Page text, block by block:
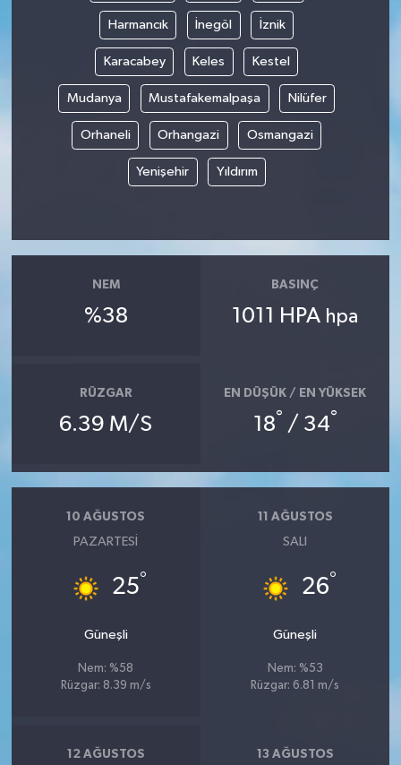
Harmancık İnegöl İznik
Karacabey Keles Kestel
Mudanya Mustafakemalpaşa Nilüfer
Orhaneli Orhangazi Osmangazi
Yenişehir Yıldırım
NEM
%38
BASINÇ
1011 HPA hpa
RÜZGAR
6.39 M/S
EN DÜŞÜK / EN YÜKSEK
18° / 34°
10 AĞUSTOS
PAZARTESI
25°
Güneşli
Nem: %58
Rüzgar: 8.39 m/s
11 AĞUSTOS
SALI
26°
Güneşli
Nem: %53
Rüzgar: 6.81 m/s
12 AĞUSTOS 13 AĞUSTOS